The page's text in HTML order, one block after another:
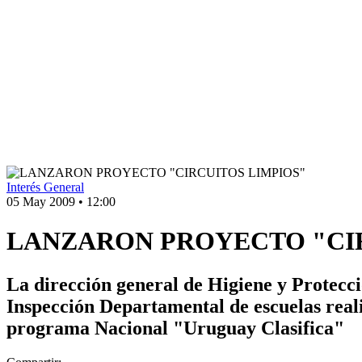
Interés General
05 May 2009 • 12:00
LANZARON PROYECTO
La dirección general de Higiene y
Inspección Departamental de escuelas
programa Nacional "Uruguay Clasifica"